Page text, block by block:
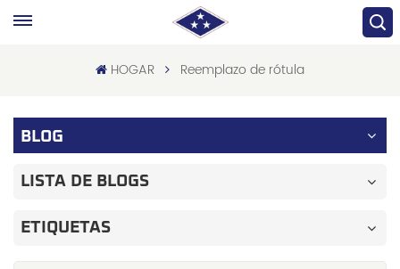
HOGAR Reemplazo de rótula
BLOG
LISTA DE BLOGS
ETIQUETAS